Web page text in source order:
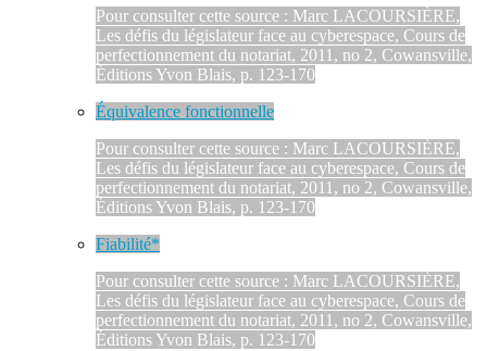
Pour consulter cette source : Marc LACOURSIÈRE,
Les défis du législateur face au cyberespace, Cours de
perfectionnement du notariat, 2011, no 2, Cowansville,
Éditions Yvon Blais, p. 123-170
Équivalence fonctionnelle
Pour consulter cette source : Marc LACOURSIÈRE,
Les défis du législateur face au cyberespace, Cours de
perfectionnement du notariat, 2011, no 2, Cowansville,
Éditions Yvon Blais, p. 123-170
Fiabilité*
Pour consulter cette source : Marc LACOURSIÈRE,
Les défis du législateur face au cyberespace, Cours de
perfectionnement du notariat, 2011, no 2, Cowansville,
Éditions Yvon Blais, p. 123-170